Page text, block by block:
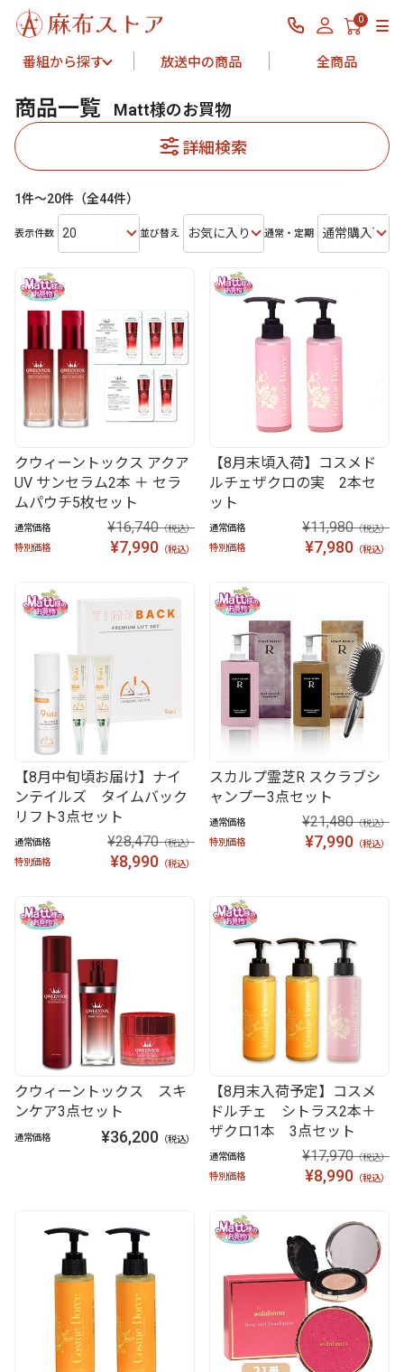
0
番組から探す 放送中の商品 全商品
商品一覧
Matt様のお買物
詳細検索
1件～20件（全44件）
表示件数 20 並び替え お気に入り登録数通常・定期 通常購入可能
クウィーントックス アクア
UV サンセラム2本 ＋ セラ
ムパウチ5枚セット
通常価格 ¥16,740（税込）
特別価格
¥7,990 （税込）
【8月末頃入荷】コスメド
ルチェザクロの実 2本セ
ット
通常価格 ¥11,980（税込）
特別価格
¥7,980 （税込）
【8月中旬頃お届け】ナイ
ンテイルズ タイムバック
リフト3点セット
通常価格 ¥28,470（税込）
特別価格
¥8,990 （税込）
スカルプ霊芝R スクラブシ
ャンプー3点セット
通常価格 ¥21,480（税込）
特別価格
¥7,990 （税込）
クウィーントックス スキ
ンケア3点セット
通常価格 ¥36,200 （税込）
【8月末入荷予定】コスメ
ドルチェ シトラス2本＋
ザクロ1本 3点セット
通常価格 ¥17,970（税込）
特別価格
¥8,990 （税込）